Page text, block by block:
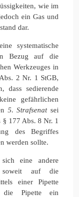
wie im
ein Gas und
dar.
systematische
Bezug auf die
Werkzeuges in
2 Nr. 1 StGB,
dass sedierende
gefährlichen
5. Strafsenatsei
177 Abs. 8 Nr. 1
des Begriffes
werden sollte.
eine andere
soweit auf die
einer Pipette
die Pipette ein